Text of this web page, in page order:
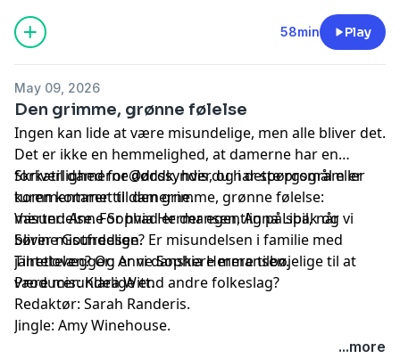
58min Play
May 09, 2026
Den grimme, grønne følelse
Ingen kan lide at være misundelige, men alle bliver det.
Det er ikke en hemmelighed, at damerne har en
forkærlighed for dødssynder, og i dette program er
turen kommet til den grimme, grønne følelse:
misundelse. For hvad er der egentlig på spil, når vi
bliver misundelige? Er misundelsen i familie med
janteloven? Og er vi danskere mere tilbøjelige til at
være misundelige end andre folkeslag?
Skriv tildamerne@dr.dk, hvis du har spørgsmål eller
kommentarer til damerne.
Værter: Anne Sophia Hermansen, Anna Libak og
Sørine Gotfredsen.
Tilrettelægger: Anne Sophia Hermansen.
Producer: Klara Witt.
Redaktør: Sarah Randeris.
Jingle: Amy Winehouse.
...more